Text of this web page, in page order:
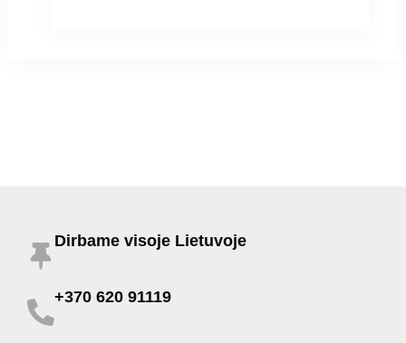
Dirbame visoje Lietuvoje
+370 620 91119